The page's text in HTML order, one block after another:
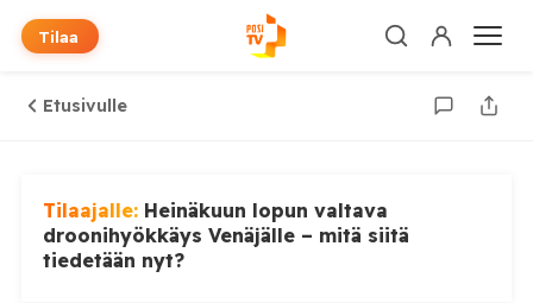
Tilaa
Etusivulle
Tilaajalle: Heinäkuun lopun valtava
droonihyökkäys Venäjälle – mitä siitä
tiedetään nyt?